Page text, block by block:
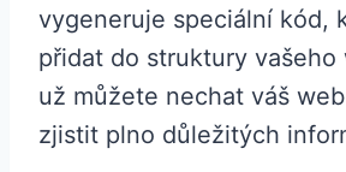
vygeneruje speciální kód,
přidat do struktury vašeho
už můžete nechat váš
zjistit plno důležitých